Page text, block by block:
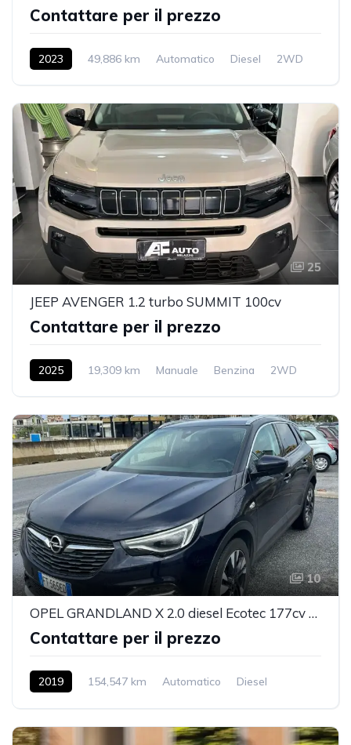
Contattare per il prezzo
2023 49,886 km Automatico Diesel 2WD
25
JEEP AVENGER 1.2 turbo SUMMIT 100cv
Contattare per il prezzo
2025 19,309 km Manuale Benzina 2WD
10
OPEL GRANDLAND X 2.0 diesel Ecotec 177cv Ultimate
Contattare per il prezzo
2019 154,547 km Automatico
Diesel